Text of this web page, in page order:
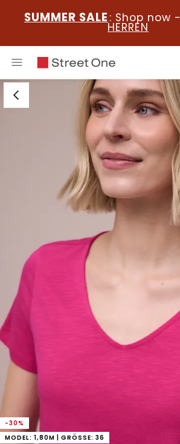
SUMMER SALE : Shop now -
HERREN
-30%
MODEL: 1,80M | GRÖSSE: 36